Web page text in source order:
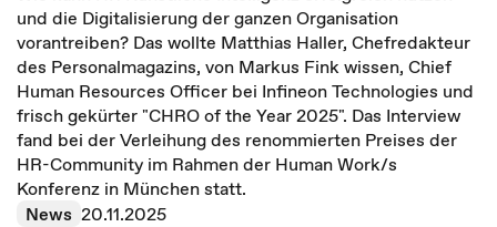
und die Digitalisierung der ganzen Organisation
vorantreiben? Das wollte Matthias Haller, Chefredakteur
des Personalmagazins, von Markus Fink wissen, Chief
Human Resources Officer bei Infineon Technologies und
frisch gekürter "CHRO of the Year 2025". Das Interview
fand bei der Verleihung des renommierten Preises der
HR-Community im Rahmen der Human Work/s
Konferenz in München statt.
News 20.11.2025